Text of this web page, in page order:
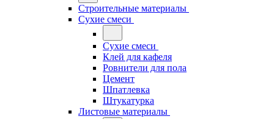
Строительные материалы
Сухие смеси
Сухие смеси
Клей для кафеля
Ровнители для пола
Цемент
Шпатлевка
Штукатурка
Листовые материалы